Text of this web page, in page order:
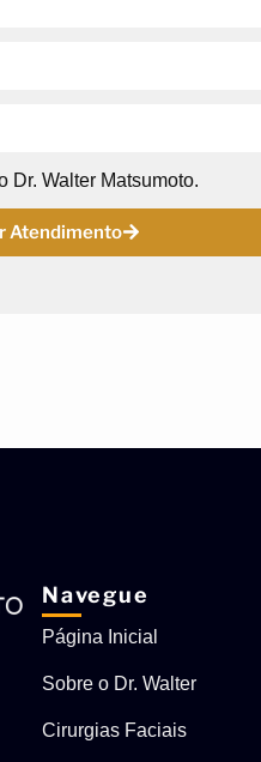
Dr. Walter Matsumoto.
Atendimento
Navegue
Página Inicial
Sobre o Dr. Walter
Cirurgias Faciais